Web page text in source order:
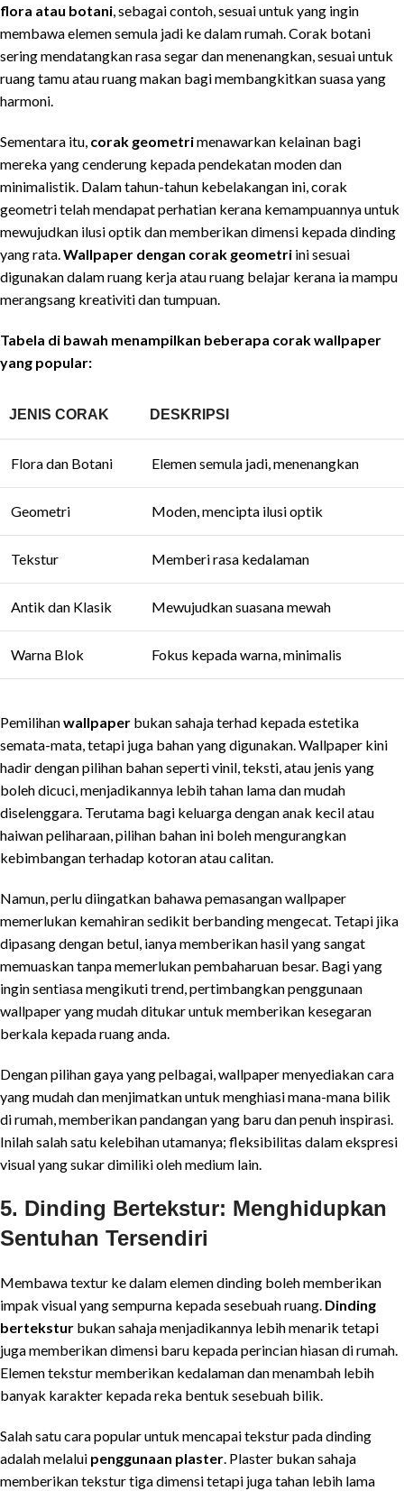
flora atau botani , sebagai contoh, sesuai untuk yang ingin
membawa elemen semula jadi ke dalam rumah. Corak botani
sering mendatangkan rasa segar dan menenangkan, sesuai untuk
ruang tamu atau ruang makan bagi membangkitkan suasa yang
harmoni.
Sementara itu, corak geometrimenawarkan kelainan bagi
mereka yang cenderung kepada pendekatan moden dan
minimalistik. Dalam tahun-tahun kebelakangan ini, corak
geometri telah mendapat perhatian kerana kemampuannya untuk
mewujudkan ilusi optik dan memberikan dimensi kepada dinding
yang rata. Wallpaper dengan corak geometri ini sesuai
digunakan dalam ruang kerja atau ruang belajar kerana ia mampu
merangsang kreativiti dan tumpuan.
Tabela di bawah menampilkan beberapa corak wallpaper
yang popular:
JENIS CORAK DESKRIPSI
Flora dan Botani Elemen semula jadi, menenangkan
Geometri Moden, mencipta ilusi optik
Tekstur Memberi rasa kedalaman
Antik dan Klasik Mewujudkan suasana mewah
Warna Blok Fokus kepada warna, minimalis
Pemilihanwallpaper bukan sahaja terhad kepada estetika
semata-mata, tetapi juga bahan yang digunakan. Wallpaper kini
hadir dengan pilihan bahan seperti vinil, teksti, atau jenis yang
boleh dicuci, menjadikannya lebih tahan lama dan mudah
diselenggara. Terutama bagi keluarga dengan anak kecil atau
haiwan peliharaan, pilihan bahan ini boleh mengurangkan
kebimbangan terhadap kotoran atau calitan.
Namun, perlu diingatkan bahawa pemasangan wallpaper
memerlukan kemahiran sedikit berbanding mengecat. Tetapi jika
dipasang dengan betul, ianya memberikan hasil yang sangat
memuaskan tanpa memerlukan pembaharuan besar. Bagi yang
ingin sentiasa mengikuti trend, pertimbangkan penggunaan
wallpaper yang mudah ditukar untuk memberikan kesegaran
berkala kepada ruang anda.
Dengan pilihan gaya yang pelbagai, wallpaper menyediakan cara
yang mudah dan menjimatkan untuk menghiasi mana-mana bilik
di rumah, memberikan pandangan yang baru dan penuh inspirasi.
Inilah salah satu kelebihan utamanya; fleksibilitas dalam ekspresi
visual yang sukar dimiliki oleh medium lain.
5. Dinding Bertekstur: Menghidupkan
Sentuhan Tersendiri
Membawa textur ke dalam elemen dinding boleh memberikan
impak visual yang sempurna kepada sesebuah ruang. Dinding
bertekstur bukan sahaja menjadikannya lebih menarik tetapi
juga memberikan dimensi baru kepada perincian hiasan di rumah.
Elemen tekstur memberikan kedalaman dan menambah lebih
banyak karakter kepada reka bentuk sesebuah bilik.
Salah satu cara popular untuk mencapai tekstur pada dinding
adalah melalui penggunaan plaster . Plaster bukan sahaja
memberikan tekstur tiga dimensi tetapi juga tahan lebih lama